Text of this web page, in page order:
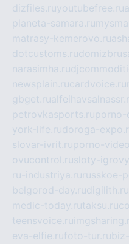
dizfiles.ruyoutubefree.ru
planeta-samara.ru
matrasy-kemerovo.ru
dotcustoms.ru
narasimha.ru
newsplain.rucardvoice.ru
gbget.ru
petrovkasports.ruporno-
york-life.rudoroga-
slovar-ivrit.ruporno-
ovucontrol.rusloty-
ru-industriya.ru russkoe-
belgorod-day.rudigilith.ru
medic-today.rutaksu.ru
teensvoice.ru
eva-elfie.rufoto-tur.ru